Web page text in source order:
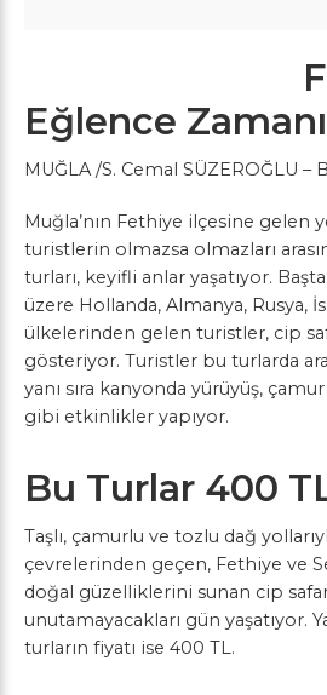
Eğlence Zamanı
MUĞLA /S. Cemal SÜZEROĞLU –
Muğla’nın Fethiye ilçesine gelen
turistlerin olmazsa olmazları
turları, keyifli anlar yaşatıyor.
üzere Hollanda, Almanya, Rusya,
ülkelerinden gelen turistler, cip
gösteriyor. Turistler bu turlarda
yanı sıra kanyonda yürüyüş,
gibi etkinlikler yapıyor.
Bu Turlar 400
Taşlı, çamurlu ve tozlu dağ
çevrelerinden geçen, Fethiye ve
doğal güzelliklerini sunan cip
unutamayacakları gün yaşatıyor.
turların fiyatı ise 400 TL.